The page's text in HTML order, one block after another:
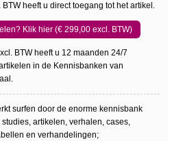
heeft u direct toegang tot het artikel.
Klik hier (€ 299,00 excl. BTW)
BTW heeft u 12 maanden 24/7
in de Kennisbanken van
surfen door de enorme kennisbank
artikelen, verhalen, cases,
en verhandelingen;